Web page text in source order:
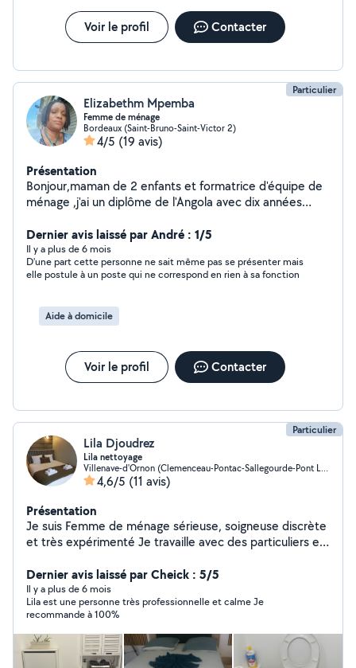
Voir le profil Contacter
Particulier
Elizabethm Mpemba
Femme de ménage
Bordeaux (Saint-Bruno-Saint-Victor 2)
4/5 (19 avis)
Présentation
Bonjour,maman de 2 enfants et formatrice d'équipe de
ménage ,j'ai un diplôme de l'Angola avec dix années
personnes de grands âges.N'hesitez pas à me contacter
pour ce qui touche au ménage,je serais disponible
toutes les semaines même le weekend.
Dernier avis laissé par André : 1/5
Il y a plus de 6 mois
D'une part cette personne ne sait même pas se présenter mais
elle postule à un poste qui ne correspond en rien à sa fonction
Aide à domicile
Voir le profil Contacter
Particulier
Lila Djoudrez
Lila nettoyage
Villenave-d'Ornon (Clemenceau-Pontac-Sallegourde-Pont Langon)
4,6/5 (11 avis)
Présentation
Je suis Femme de ménage sérieuse, soigneuse discrète
et très expérimenté Je travaille avec des particuliers et
objectif principal est la satisfaction de mes clients
Dernier avis laissé par Cheick : 5/5
Il y a plus de 6 mois
Lila est une personne très professionnelle et calme Je
recommande à 100%